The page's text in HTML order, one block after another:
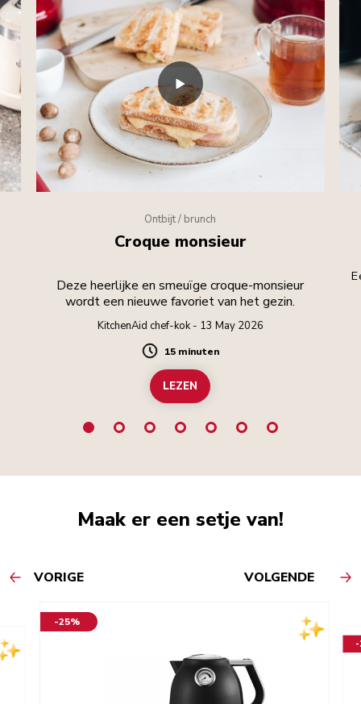
Ontbijt / brunch
Croque monsieur
Deze heerlijke en smeuïge croque-monsieur
wordt een nieuwe favoriet van het gezin.
KitchenAid chef-kok - 13 May 2026
Duration
15 minuten
LEZEN
Maak er een setje van!
VORIGE VOLGENDE
-25%
-